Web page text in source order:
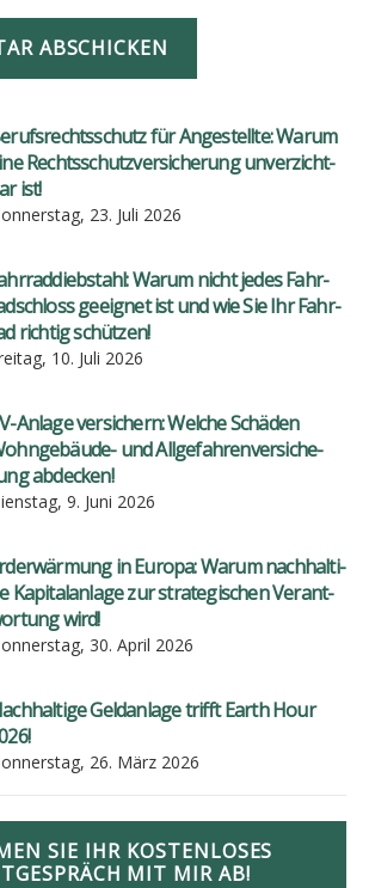
ABSCHICKEN
für Ange­stell­te: War­um
Rechts­schutz­ver­si­che­rung unver­zicht­
ist!
23. Juli 2026
War­um nicht jedes Fahr­
geeig­net ist und wie Sie Ihr Fahr­
rich­tig schüt­zen!
10. Juli 2026
Anla­ge ver­si­chern: Wel­che Schä­den
und All­ge­fah­ren­ver­si­che­
abde­cken!
9. Juni 2026
in Euro­pa: War­um nach­hal­ti­
Kapi­tal­an­la­ge zur stra­te­gi­schen Ver­ant­
wird!
30. April 2026
Geld­an­la­ge trifft Earth Hour
26. März 2026
SIE IHR KOSTENLOSES
MIT MIR AB!